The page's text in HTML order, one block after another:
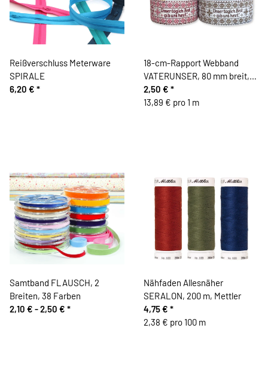
Reißverschluss Meterware
SPIRALE
6,20 € *
18-cm-Rapport Webband
VATERUNSER, 80 mm breit,
Gebet, Vaupel & Heilenbeck
2,50 € *
13,89 € pro 1 m
Samtband FLAUSCH, 2
Breiten, 38 Farben
2,10 € -2,50 € *
Nähfaden Allesnäher
SERALON, 200 m, Mettler
4,75 € *
2,38 € pro 100 m